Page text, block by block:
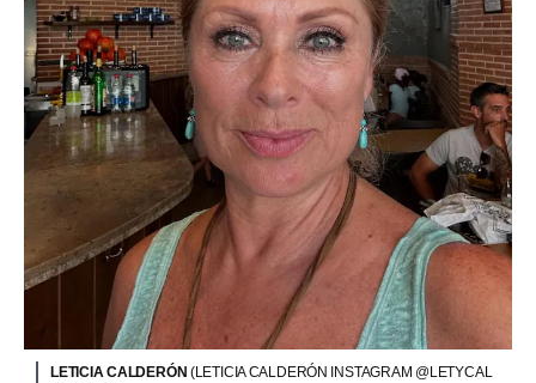
LETICIA CALDERÓN (LETICIA CALDERÓN INSTAGRAM @LETYCAL